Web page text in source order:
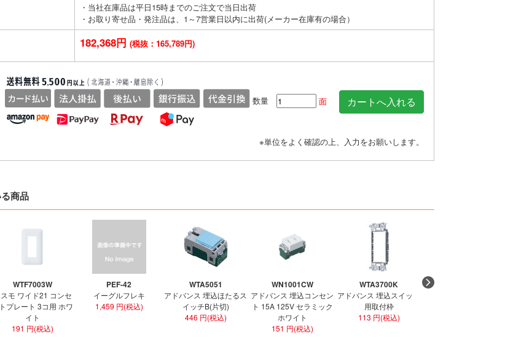
・当社在庫品は平日15時までのご注文で当日出荷
・お取り寄せ品・発注品は、1～7営業日以内に出荷(メーカー在庫有の場合）
182,368円 (税抜：165,789円)
数量 面
※単位をよく確認の上、入力をお願いします。
商品
WTF7003W
スモ ワイド21 コンセ
プレート 3コ用 ホワ
イト
191 円(税込)
PEF-42
イーグルフレキ
1,459 円(税込)
WTA5051
アドバンス 埋込ほたるス
イッチB(片切)
446 円(税込)
WN1001CW
アドバンス 埋込コンセン
ト 15A 125V セラミック
ホワイト
151 円(税込)
WTA3700K
アドバンス 埋込スイッチ
用取付枠
113 円(税込)